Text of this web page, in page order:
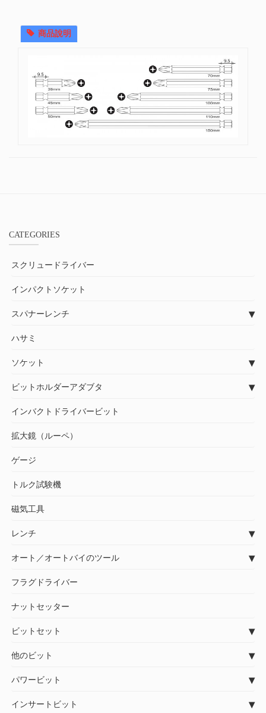
商品說明
CATEGORIES
スクリュードライバー
インパクトソケット
スパナーレンチ
ハサミ
ソケット
ビットホルダーアダブタ
インバクトドライバービット
拡大鏡（ルーペ）
ゲージ
トルク試験機
磁気工具
レンチ
オート／オートバイのツール
フラグドライバー
ナットセッター
ビットセット
他のビット
パワービット
インサートビット